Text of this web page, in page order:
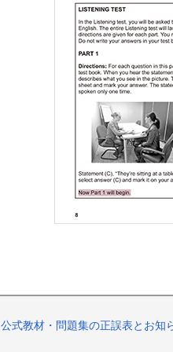
公式教材・問題集の正誤表とお知